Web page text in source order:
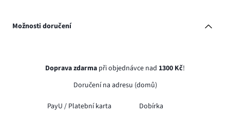
Možnosti doručení
Doprava zdarma při objednávce nad 1300 Kč!
Doručení na adresu (domů)
PayU / Platební karta Dobírka